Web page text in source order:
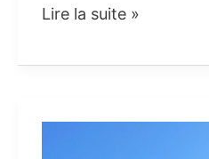
توظيف
الشاحنات
Lire la suite »